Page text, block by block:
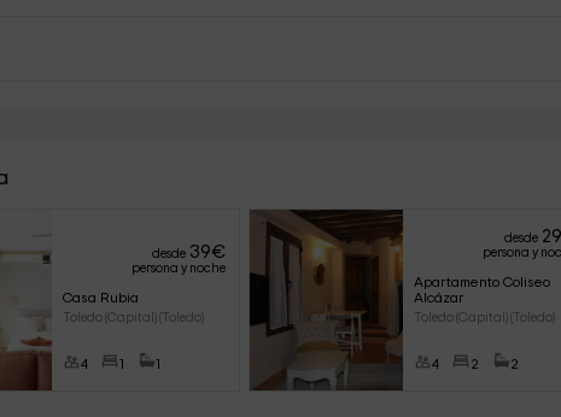
desde 39€
persona y noche
Casa Rubia
Toledo (Capital) (Toledo)
4 1 1
desde
persona y
Apartamento Coliseo
Alcázar
Toledo (Capital) (Toledo)
4 2 2